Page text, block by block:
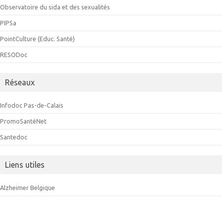
Observatoire du sida et des sexualités
PIPSa
PointCulture (Educ. Santé)
RESODoc
Réseaux
Infodoc Pas-de-Calais
PromoSantéNet
Santedoc
Liens utiles
Alzheimer Belgique